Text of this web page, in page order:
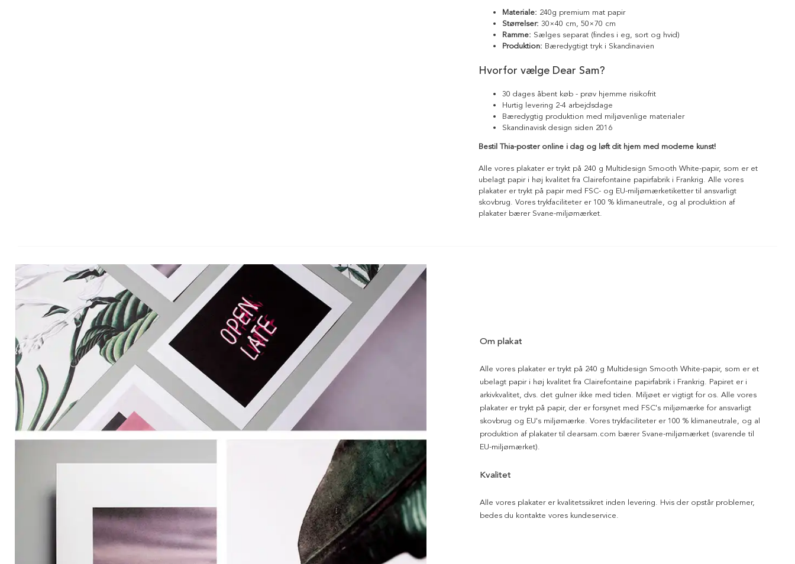
Materiale: 240g premium mat papir
Størrelser: 30×40 cm, 50×70 cm
Ramme: Sælges separat (findes i eg, sort og hvid)
Produktion: Bæredygtigt tryk i Skandinavien
Hvorfor vælge Dear Sam?
30 dages åbent køb - prøv hjemme risikofrit
Hurtig levering 2-4 arbejdsdage
Bæredygtig produktion med miljøvenlige materialer
Skandinavisk design siden 2016
Bestil Thia-poster online i dag og løft dit hjem med moderne kunst!
Alle vores plakater er trykt på 240 g Multidesign Smooth White-papir, som er et
ubelagt papir i høj kvalitet fra Clairefontaine papirfabrik i Frankrig. Alle vores
plakater er trykt på papir med FSC- og EU-miljømærketiketter til ansvarligt
skovbrug. Vores trykfaciliteter er 100 % klimaneutrale, og al produktion af
plakater bærer Svane-miljømærket.
Om plakat
Alle vores plakater er trykt på 240 g Multidesign Smooth White-papir, som er et
ubelagt papir i høj kvalitet fra Clairefontaine papirfabrik i Frankrig. Papiret er i
arkivkvalitet, dvs. det gulner ikke med tiden. Miljøet er vigtigt for os. Alle vores
plakater er trykt på papir, der er forsynet med FSC's miljømærke for ansvarligt
skovbrug og EU's miljømærke. Vores trykfaciliteter er 100 % klimaneutrale, og al
produktion af plakater til dearsam.com bærer Svane-miljømærket (svarende til
EU-miljømærket).
Kvalitet
Alle vores plakater er kvalitetssikret inden levering. Hvis der opstår problemer,
bedes du kontakte vores kundeservice.